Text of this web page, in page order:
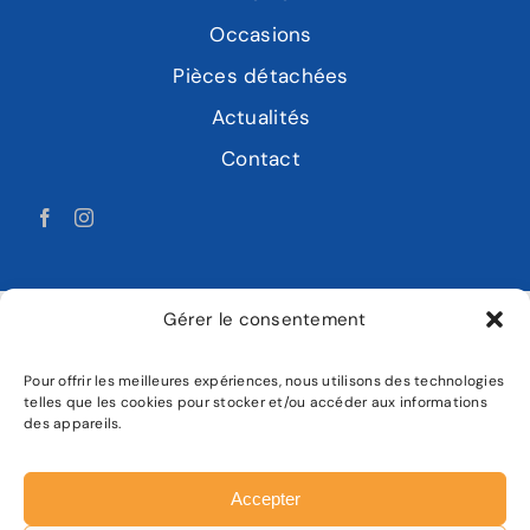
Gérer le consentement
Pour offrir les meilleures expériences, nous utilisons des technologies
telles que les cookies pour stocker et/ou accéder aux informations
des appareils.
Accepter
Occasions
Pièces détachées
Actualités
Contact
LABAT MOTOCULTURE
Politique de confidentialité
Plan de site